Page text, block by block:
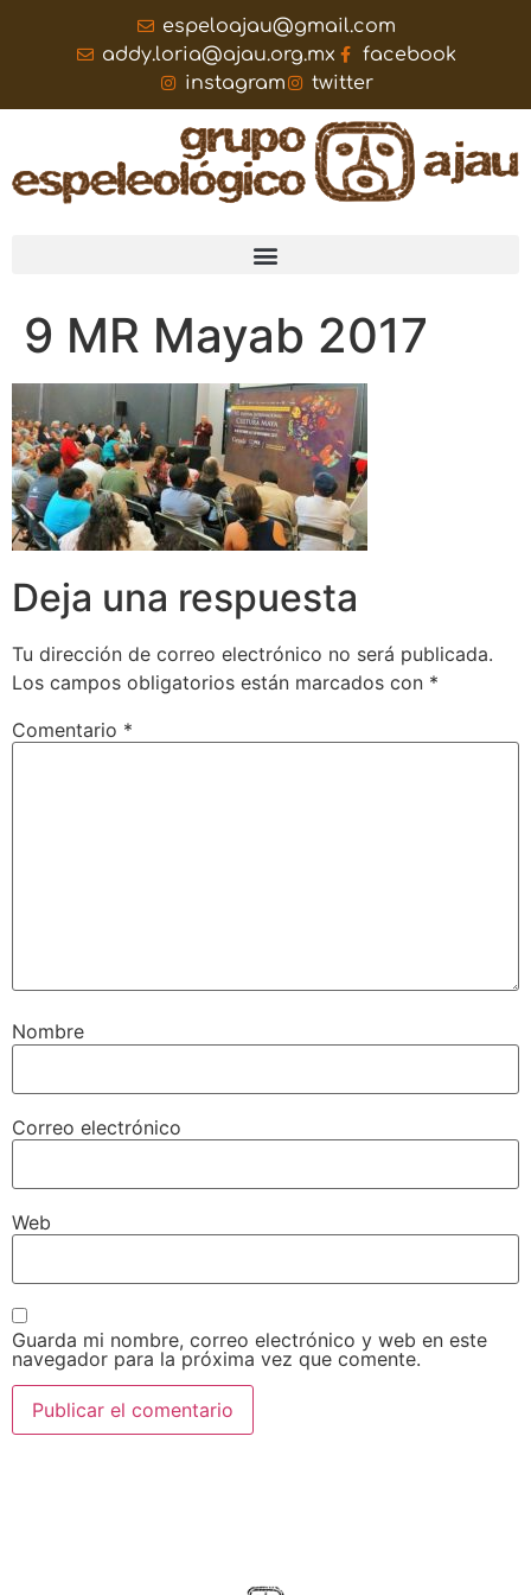
espeloajau@gmail.com
addy.loria@ajau.org.mx
facebook
instagram
twitter
9 MR Mayab 2017
Deja una respuesta
Tu dirección de correo electrónico no será publicada.
Los campos obligatorios están marcados con *
Comentario *
Nombre
Correo electrónico
Web
Guarda mi nombre, correo electrónico y web en este
navegador para la próxima vez que comente.